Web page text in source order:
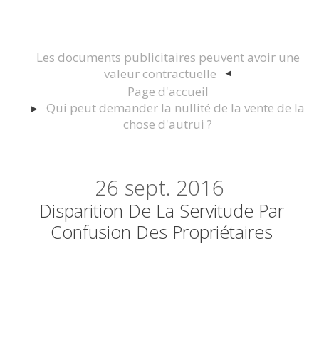
Les documents publicitaires peuvent avoir une
valeur contractuelle
Page d'accueil
Qui peut demander la nullité de la vente de la
chose d'autrui ?
26 sept. 2016
Disparition De La Servitude Par
Confusion Des Propriétaires